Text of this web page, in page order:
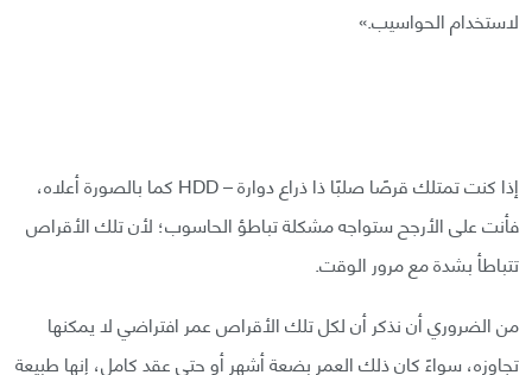
لاستخدام الحواسيب.»
إذا كنت تمتلك قرصًا صلبًا ذا ذراع دوارة – HDD كما بالصورة أعلاه،
فأنت على الأرجح ستواجه مشكلة تباطؤ الحاسوب؛ لأن تلك الأقراص
تتباطأ بشدة مع مرور الوقت.
من الضروري أن نذكر أن لكل تلك الأقراص عمر افتراضي لا يمكنها
تجاوزه، سواءً كان ذلك العمر بضعة أشهر أو حتى عقد كامل، إنها طبيعة